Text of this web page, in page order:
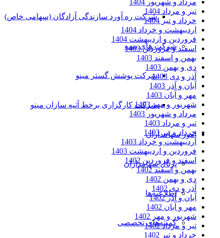
شرکت ره آورد سازندگی آزادگان (سهامی خاص)
شرکت های بیمه
شرکت پوشش گستر مینو
شرکت کارگزاری برخط آتیه سازان مینو
امور سهامداران
پرتال سهامداران
اطلاعیه‌ها
کمیته‌های تخصصی
مرداد و شهریور 1404
تیر و مرداد 1404
خرداد و تیر 1404
اردیبهشت و خرداد 1404
فروردین و اردیبهشت 1404
اسفند و فروردین 1403
بهمن و اسفند 1403
دی و بهمن 1403
آذر و دی 1403
آبان و آذر 1403
مهر و آبان 1403
شهریور و مهر 1403
مرداد و شهریور 1403
تیر و مرداد 1403
خرداد و تیر 1403
اردیبهشت و خرداد 1403
فروردین و اردیبهشت 1403
اسفند و فروردین 1402
بهمن و اسفند 1402
دی و بهمن 1402
آذر و دی 1402
آبان و آذر 1402
مهر و آبان 1402
شهریور و مهر 1402
تیر و مرداد 1402
خرداد و تیر 1402